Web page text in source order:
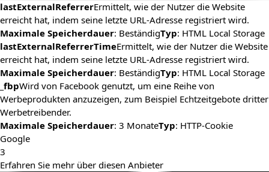
lastExternalReferrerErmittelt, wie der Nutzer die Website
erreicht hat, indem seine letzte URL-Adresse registriert wird.
Maximale Speicherdauer: BeständigTyp: HTML Local Storage
lastExternalReferrerTimeErmittelt, wie der Nutzer die Website
erreicht hat, indem seine letzte URL-Adresse registriert wird.
Maximale Speicherdauer: BeständigTyp: HTML Local Storage
_fbpWird von Facebook genutzt, um eine Reihe von
Werbeprodukten anzuzeigen, zum Beispiel Echtzeitgebote dritter
Werbetreibender.
Maximale Speicherdauer: 3 MonateTyp: HTTP-Cookie
Google
3
Erfahren Sie mehr über diesen Anbieter